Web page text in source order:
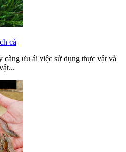
cá
càng ưu ái việc sử dụng thực vật và